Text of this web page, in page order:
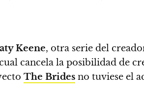
Keene, otra serie del
cancela la posibilidad de
The Brides no tuviese el